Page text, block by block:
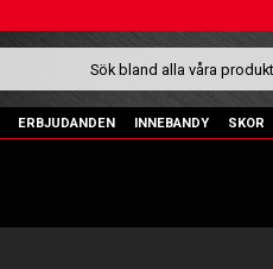
ERBJUDANDEN INNEBANDY SKOR